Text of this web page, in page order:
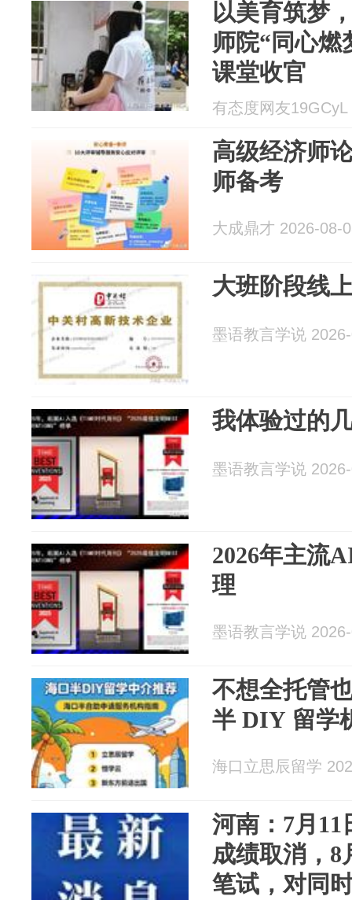
以美育筑梦
师院“同心燃
课堂收官
有态度网友
高级经济师
师备考
大成鼎才 2026-08-
大班阶段线
墨语教言学说
我体验过的
墨语教言学说
2026年主流
理
墨语教言学说
不想全托管
半 DIY 留学
海口立思辰留学
河南：7月11
成绩取消，8
笔试，对同